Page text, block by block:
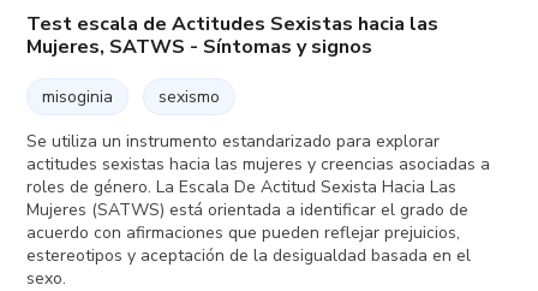
Test escala de Actitudes Sexistas hacia las
Mujeres, SATWS - Síntomas y signos
misoginia
sexismo
Se utiliza un instrumento estandarizado para explorar
actitudes sexistas hacia las mujeres y creencias asociadas a
roles de género. La Escala De Actitud Sexista Hacia Las
Mujeres (SATWS) está orientada a identificar el grado de
acuerdo con afirmaciones que pueden reflejar prejuicios,
estereotipos y aceptación de la desigualdad basada en el
sexo.